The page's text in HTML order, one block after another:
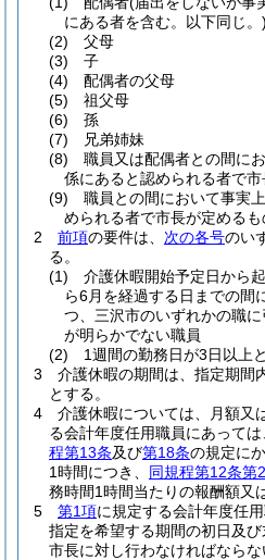
にある者を含む。以下同じ。)
(2)
父母
(3)
子
(4)
配偶者の父母
(5)
祖父母
(6)
孫
(7)
兄弟姉妹
(8)
職員又は配偶者との間に
係にあると認められる者で
(9)
職員との間において事実
められる者で市長が定めるも
2
前項の要件は、 次の各号のい
る。
(1)
介護休暇開始予定日から
ら6月を経過する日までの間
つ、三沢市のいずれかの職
が明らかでない職員
(2)
1週間の勤務日が3日以上
3
介護休暇の期間は、指定期間
とする。
4
介護休暇については、月額又
る会計年度任用職員にあっては
程第13条及び第18条の規定に
1時間につき、 同規程第12条第
務時間1時間当たりの報酬額又
5
第1項に規定する会計年度任
指定を希望する期間の初日及び
市長に対し行わなければならな